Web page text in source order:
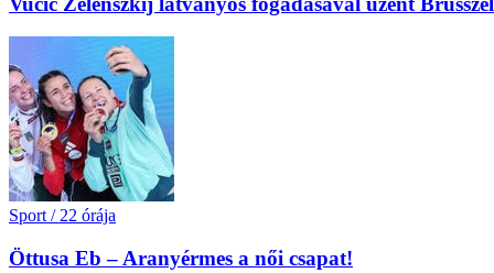
Sport / 22 órája
Öttusa Eb – Aranyérmes a női csapat!